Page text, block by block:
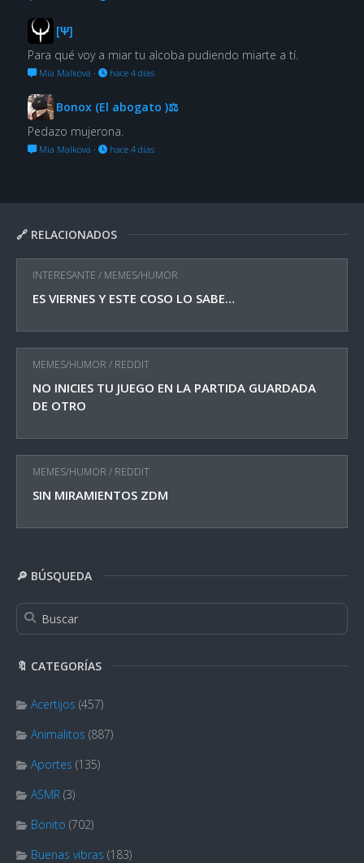
🔗 RELACIONADOS
INTERESANTE / MEMES/HUMOR
ES VIERNES Y ESTE COSO LO SABE…
MEMES/HUMOR / REDDIT
NO INICIES TU JUEGO EN LA PARTIDA GUARDADA
DE OTRO
MEMES/HUMOR / REDDIT
SIN MIRAMIENTOS ZDM
🔎 BÚSQUEDA
🔖 CATEGORÍAS
Acertijos (457)
Animalitos (887)
Aportes (135)
ASMR (3)
Bonito (702)
Buenas vibras (183)
[Ψ]
Para qué voy a miar tu alcoba pudiendo miarte a tí.
Mia Malkova · hace 4 días
Bonox (El abogato )⚖
Pedazo mujerona.
Mia Malkova · hace 4 días